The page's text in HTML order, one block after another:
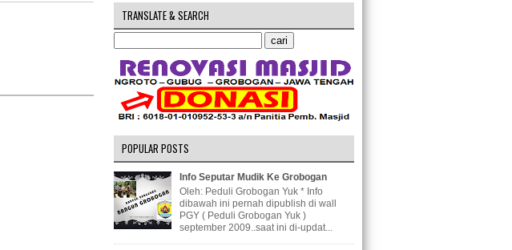
TRANSLATE & SEARCH
POPULAR POSTS
Info Seputar Mudik Ke Grobogan
Oleh: Peduli Grobogan Yuk * Info
dibawah ini pernah dipublish di wall
PGY ( Peduli Grobogan Yuk )
september 2009..saat ini di-updat...